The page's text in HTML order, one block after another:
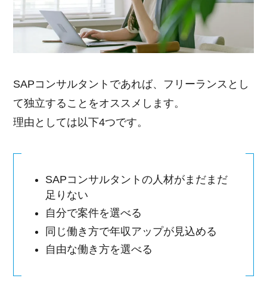
SAPコンサルタントであれば、フリーランスとし
て独立することをオススメします。
理由としては以下4つです。
SAPコンサルタントの人材がまだまだ
足りない
自分で案件を選べる
同じ働き方で年収アップが見込める
自由な働き方を選べる